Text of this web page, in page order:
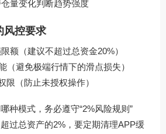
仓量变化判断趋势强度
风控要求
额（建议不超过总资金20%）
（避免极端行情下的滑点损失）
限（防止未授权操作）
种模式，务必遵守“2%风险规则”
过总资产的2%，要定期清理APP缓